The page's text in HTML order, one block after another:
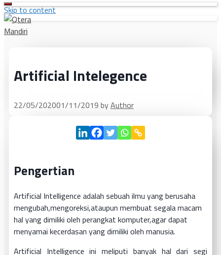
Skip to content
Artificial Intelegence
22/05/202001/11/2019 byAuthor
Pengertian
Artificial Intelligence adalah sebuah ilmu yang berusaha
mengubah,mengoreksi,ataupun membuat segala macam
hal yang dimiliki oleh perangkat komputer,agar dapat
menyamai kecerdasan yang dimiliki oleh manusia.
Artificial Intelligence ini meliputi banyak hal dari segi